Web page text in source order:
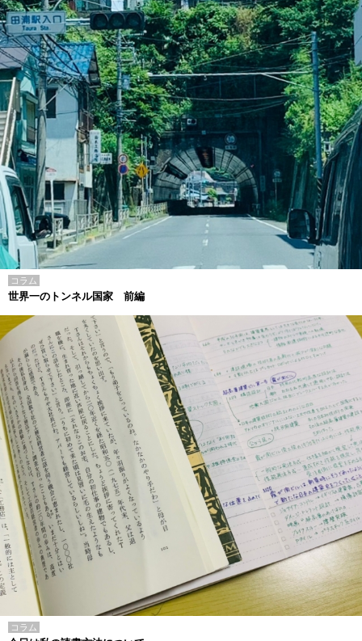
コラム
世界一のトンネル国家 前編
コラム